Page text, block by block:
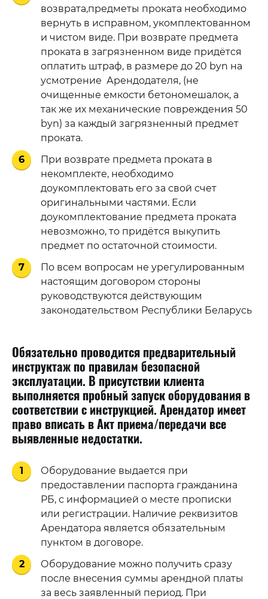
возврата,предметы проката необходимо
вернуть в исправном, укомплектованном
и чистом виде. При возврате предмета
проката в загрязненном виде придётся
оплатить штраф, в размере до 20 byn на
усмотрение Арендодателя, (не
очищенные емкости бетономешалок, а
так же их механические повреждения 50
byn) за каждый загрязненный предмет
проката.
6
При возврате предмета проката в
некомплекте, необходимо
доукомплектовать его за свой счет
оригинальными частями. Если
доукомплектование предмета проката
невозможно, то придётся выкупить
предмет по остаточной стоимости.
7
По всем вопросам не урегулированным
настоящим договором стороны
руководствуются действующим
законодательством Республики Беларусь
Обязательно проводится предварительный
инструктаж по правилам безопасной
эксплуатации. В присутствии клиента
выполняется пробный запуск оборудования в
соответствии с инструкцией. Арендатор имеет
право вписать в Акт приема/передачи все
выявленные недостатки.
1
Оборудование выдается при
предоставлении паспорта гражданина
РБ, с информацией о месте прописки
или регистрации. Наличие реквизитов
Арендатора является обязательным
пунктом в договоре.
2
Оборудование можно получить сразу
после внесения суммы арендной платы
за весь заявленный период. При